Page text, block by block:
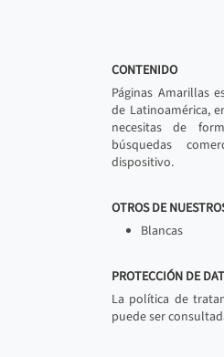
CONTENIDO
Páginas Amarillas
de Latinoamérica,
necesitas de
búsquedas
dispositivo.
OTROS DE
Blancas
PROTECCIÓN DE
La política de
puede ser